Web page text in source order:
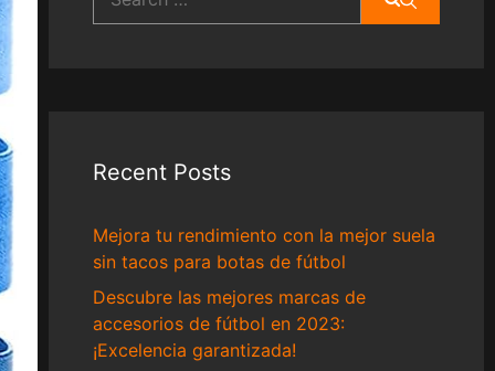
for:
Recent Posts
Mejora tu rendimiento con la mejor suela
sin tacos para botas de fútbol
Descubre las mejores marcas de
accesorios de fútbol en 2023:
¡Excelencia garantizada!